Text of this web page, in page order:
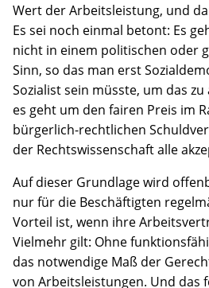
Wert der Arbeitsleistung, und
Es sei noch einmal betont: Es
nicht in einem politischen oder
Sinn, so das man erst
Sozialist sein müsste, um das
es geht um den fairen Preis im
bürgerlich-rechtlichen
der Rechtswissenschaft alle
Auf dieser Grundlage wird
nur für die Beschäftigten
Vorteil ist, wenn ihre
Vielmehr gilt: Ohne
das notwendige Maß der
von Arbeitsleistungen. Und das